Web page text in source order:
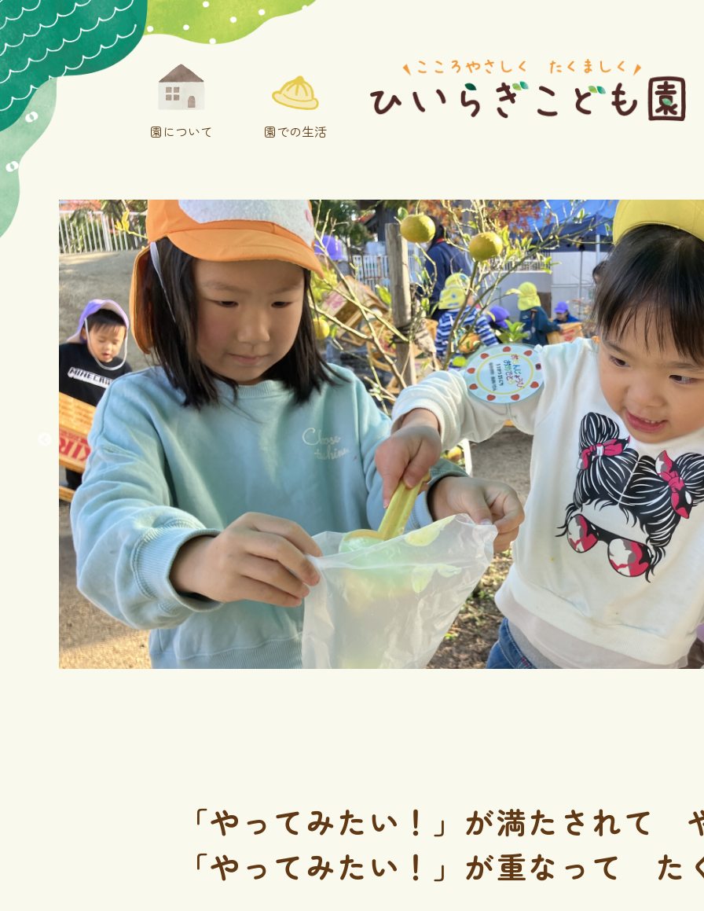
園について 園での生活
「やってみたい！」が満たされて
「やってみたい！」が重なって た